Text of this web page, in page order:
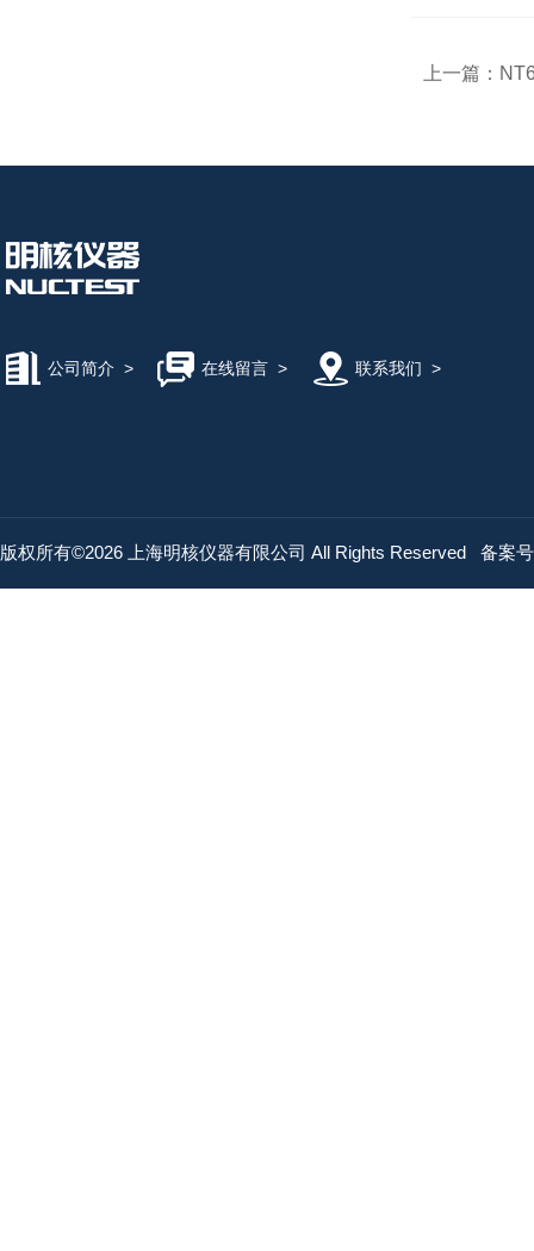
上一篇：
公司简介 > 在线留言> 联系我们 >
版权所有©2026 上海明核仪器有限公司 All Rights Reserved 备案